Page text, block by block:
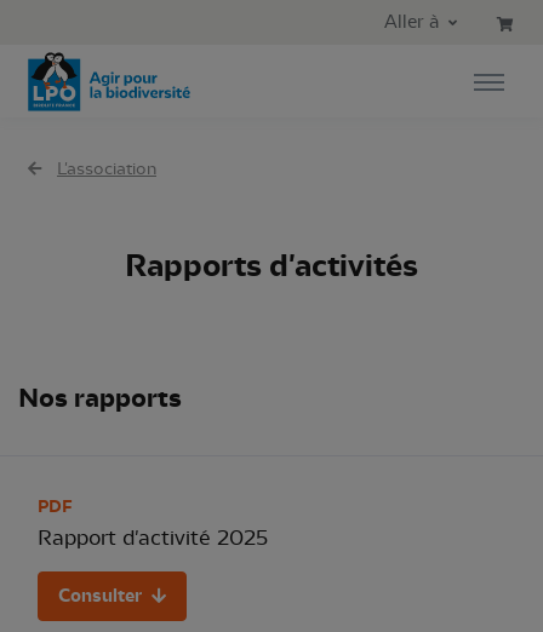
Aller au menu principal
Aller à
L'association
Rapports d'activités
Nos rapports
PDF
Rapport d'activité 2025
Consulter